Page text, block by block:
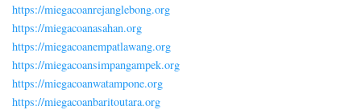
https://miegacoanrejanglebong.org
https://miegacoanasahan.org
https://miegacoanempatlawang.org
https://miegacoansimpangampek.org
https://miegacoanwatampone.org
https://miegacoanbaritoutara.org